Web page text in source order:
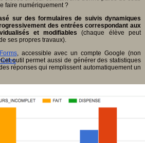
faire numériquement ?
sur des formulaires de suivis dynamiques
des entrées correspondant aux
et modifiables (chaque élève peut
ses propres travaux).
, accessible avec un compte Google (non
outil permet aussi de générer des statistiques
réponses qui remplissent automatiquement un